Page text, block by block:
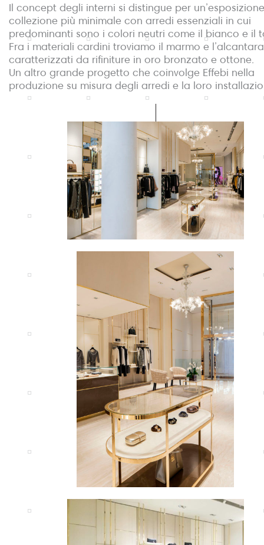
Il concept degli interni si distingue per
collezione più minimale con arredi essenziali in cui
predominanti sono i colori neutri come il bianco e il
Fra i materiali cardini troviamo il marmo e
caratterizzati da rifiniture in oro bronzato e ottone.
Un altro grande progetto che coinvolge Effebi nella
produzione su misura degli arredi e la loro